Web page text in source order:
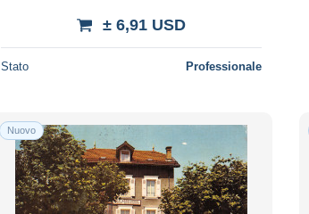
± 6,91 USD
Stato Professionale
Nuovo